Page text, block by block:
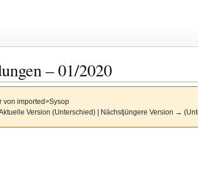
– 01/2020
von imported>Sysop
Version (Unterschied) | Nächstjüngere Version →